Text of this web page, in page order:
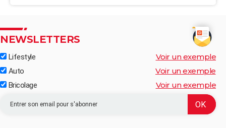
NEWSLETTERS
Lifestyle Voir un exemple
Auto Voir un exemple
Bricolage Voir un exemple